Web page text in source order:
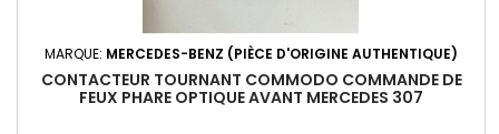
MARQUE: MERCEDES-BENZ (PIÈCE D'ORIGINE AUTHENTIQUE)
CONTACTEUR TOURNANT COMMODO COMMANDE DE
FEUX PHARE OPTIQUE AVANT MERCEDES 307